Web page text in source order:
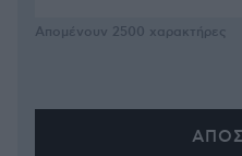
Απομένουν 2500 χαρακτήρες